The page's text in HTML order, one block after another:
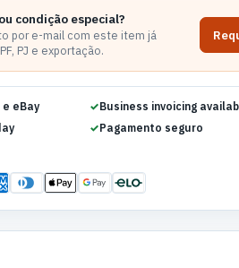
condição especial?
por e-mail com este item já
PJ e exportação.
eBay
Business invoicing
Pagamento seguro